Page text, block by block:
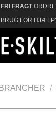
FRI FRAGT
BRUG FOR
BRANCHER /